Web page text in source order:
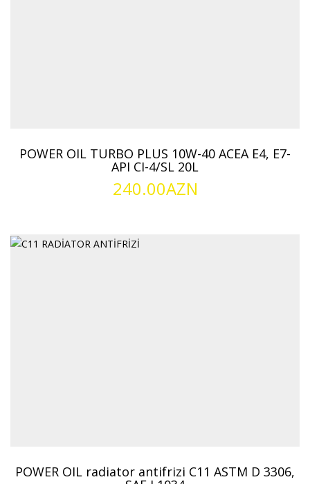
POWER OIL TURBO PLUS 10W-40 ACEA E4, E7-
API CI-4/SL 20L
240.00AZN
POWER OIL radiator antifrizi C11 ASTM D 3306,